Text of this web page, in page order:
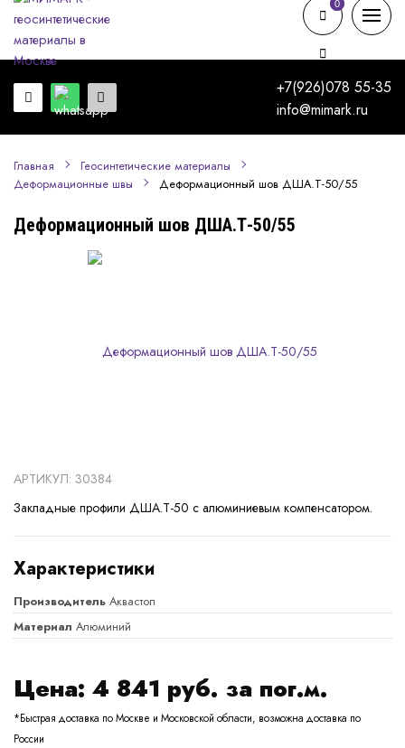
+7(926)078 55-35
info@mimark.ru
0
0
Главная
Геосинтетические материалы
Деформационные швы
Деформационный шов ДША.Т-50/55
Деформационный шов ДША.Т-50/55
АРТИКУЛ: 30384
Закладные профили ДША.Т-50 с алюминиевым компенсатором.
Характеристики
Производитель Аквастоп
Материал Алюминий
Цена: 4 841 руб. за пог.м.
*Быстрая доставка по Москве и Московской области, возможна доставка по
России